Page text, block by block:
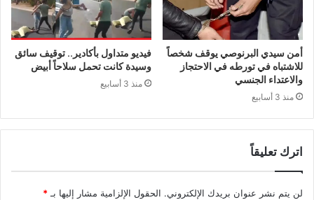
أمن سيدي البرنوصي يوقف شخصاً
للاشتباه في تورطه في الاحتجاز
والاعتداء الجنسي
منذ 3 أسابيع
فيديو متداول بأكادير.. توقيف سائق
وسيدة كانت تحمل سلاحاً أبيض
منذ 3 أسابيع
اترك تعليقاً
لن يتم نشر عنوان بريدك الإلكتروني. الحقول الإلزامية مشار إليها بـ *